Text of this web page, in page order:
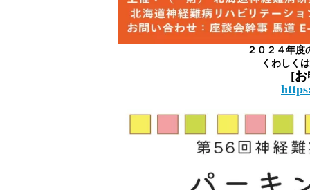
２０２４年度
くわしくは
[